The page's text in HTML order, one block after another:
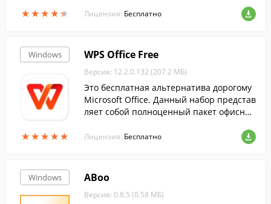
★★★★★
★★★★★
тинки....
Лицензия: Бесплатно
Windows
★★★★★
★★★★★
WPS Office Free
Версия: 12.2.0.132 (207.2 МБ)
Это бесплатная альтернатива дорогому
Microsoft Office. Данный набор представ
ляет собой полноценный пакет офисных
Лицензия: Бесплатно
Windows ABoo
Версия: 0.8.5 (0.58 МБ)